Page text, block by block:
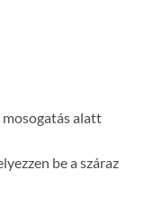
mosogatás alatt
be a száraz